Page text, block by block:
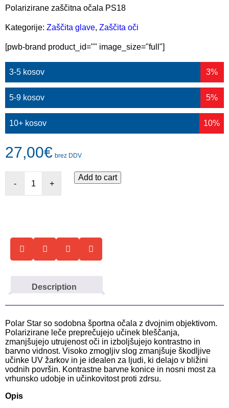
Polarizirane zaščitna očala PS18
Kategorije: Zaščita glave, Zaščita oči
[pwb-brand product_id="" image_size="full"]
3-5 kosov 3%
5-9 kosov 5%
10+ kosov 10%
27,00€ brez DDV
- +
Add to cart
Description
Polar Star so sodobna športna očala z dvojnim objektivom.
Polarizirane leče preprečujejo učinek bleščanja,
zmanjšujejo utrujenost oči in izboljšujejo kontrastno in
barvno vidnost. Visoko zmogljiv slog zmanjšuje škodljive
učinke UV žarkov in je idealen za ljudi, ki delajo v bližini
vodnih površin. Kontrastne barvne konice in nosni most za
vrhunsko udobje in učinkovitost proti zdrsu.
Opis